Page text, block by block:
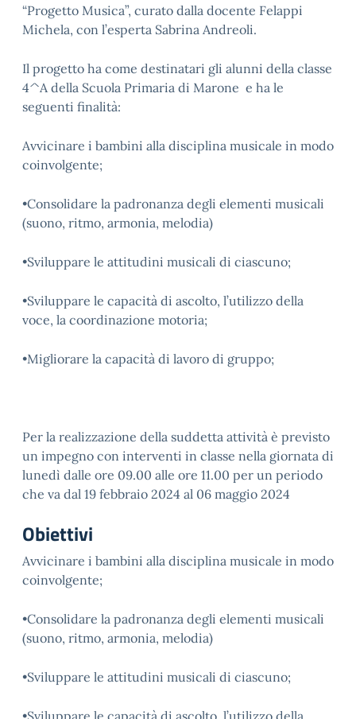
“Progetto Musica”, curato dalla docente Felappi
Michela, con l’esperta Sabrina Andreoli.
Il progetto ha come destinatari gli alunni della classe
4^A della Scuola Primaria di Marone e ha le
seguenti finalità:
Avvicinare i bambini alla disciplina musicale in modo
coinvolgente;
•Consolidare la padronanza degli elementi musicali
(suono, ritmo, armonia, melodia)
•Sviluppare le attitudini musicali di ciascuno;
•Sviluppare le capacità di ascolto, l’utilizzo della
voce, la coordinazione motoria;
•Migliorare la capacità di lavoro di gruppo;
Per la realizzazione della suddetta attività è previsto
un impegno con interventi in classe nella giornata di
lunedì dalle ore 09.00 alle ore 11.00 per un periodo
che va dal 19 febbraio 2024 al 06 maggio 2024
Obiettivi
Avvicinare i bambini alla disciplina musicale in modo
coinvolgente;
•Consolidare la padronanza degli elementi musicali
(suono, ritmo, armonia, melodia)
•Sviluppare le attitudini musicali di ciascuno;
•Sviluppare le capacità di ascolto, l’utilizzo della